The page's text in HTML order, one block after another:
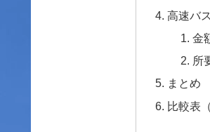
高速バ
金
所
まとめ
比較表